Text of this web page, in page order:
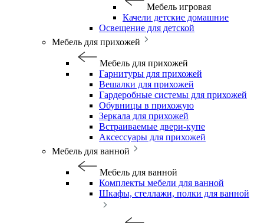
Мебель игровая
Качели детские домашние
Освещение для детской
Мебель для прихожей
Мебель для прихожей
Гарнитуры для прихожей
Вешалки для прихожей
Гардеробные системы для прихожей
Обувницы в прихожую
Зеркала для прихожей
Встраиваемые двери-купе
Аксессуары для прихожей
Мебель для ванной
Мебель для ванной
Комплекты мебели для ванной
Шкафы, стеллажи, полки для ванной